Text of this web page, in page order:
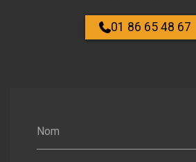
Nom
01 86 65 48 67